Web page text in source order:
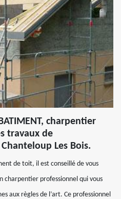
charpentier
travaux de
Les Bois.
de toit, il est conseillé de vous
charpentier professionnel qui vous
aux règles de l’art. Ce professionnel